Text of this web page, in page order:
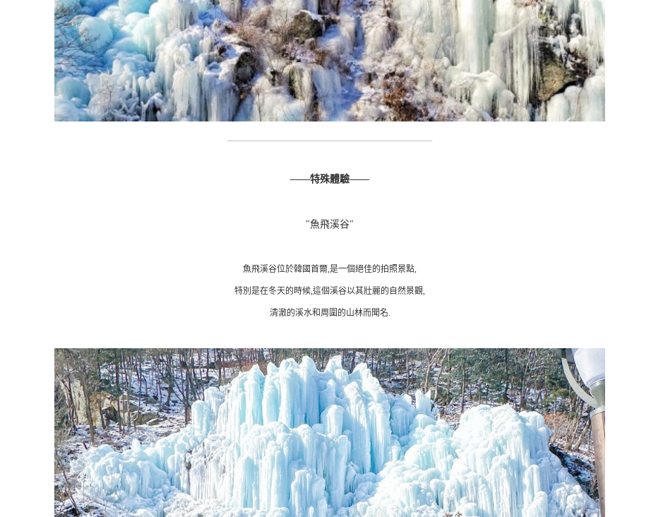
——特殊體驗——
"魚飛溪谷"
魚飛溪谷位於韓國首爾,是一個絕佳的拍照景點,
特別是在冬天的時候,這個溪谷以其壯麗的自然景觀,
清澈的溪水和周圍的山林而聞名.